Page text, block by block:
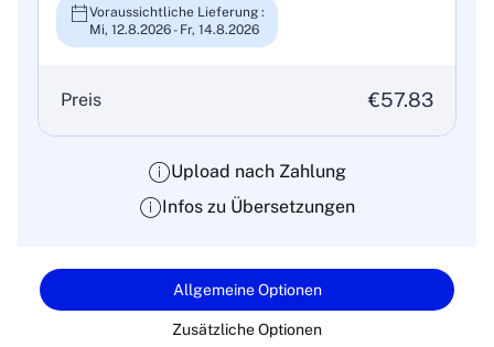
Voraussichtliche Lieferung :
Mi, 12.8.2026 - Fr, 14.8.2026
Preis €57.83
Upload nach Zahlung
Infos zu Übersetzungen
Allgemeine Optionen
Zusätzliche Optionen